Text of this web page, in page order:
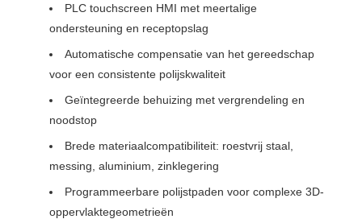
PLC touchscreen HMI met meertalige
ondersteuning en receptopslag
Automatische compensatie van het gereedschap
voor een consistente polijskwaliteit
Geïntegreerde behuizing met vergrendeling en
noodstop
Brede materiaalcompatibiliteit: roestvrij staal,
messing, aluminium, zinklegering
Programmeerbare polijstpaden voor complexe 3D-
oppervlaktegeometrieën